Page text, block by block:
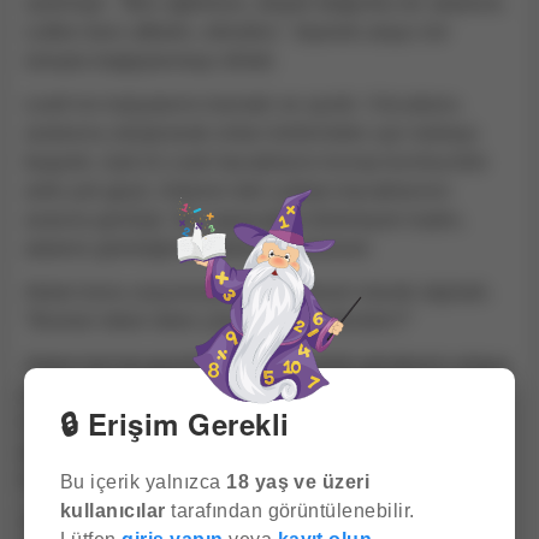
artık çok geçti. Adamın beli çoktan bacaklarının
arasına girmişti. Ne yapacağını bilemeyen kadın,
adamın gömleğinin eteklerini yakaladı.
Adam bunu soyunması için bir davet olarak algıladı.
"Bunları teker teker çıkarayım mı efendim?"
Adam kat kat giysilerini sıyırıp çıplak gövdesini ortaya
çıkarınca Leah'nın çenesi düştü. Giysileri
üzerindeyken mükemmel görünüyordu; atılgan ve
tamamen farklıydı...
Sıkıca örülmüş kasları her hareketinde
🔒 Erişim Gerekli
Bu içerik yalnızca 18 yaş ve üzeri
kullanıcılar tarafından görüntülenebilir.